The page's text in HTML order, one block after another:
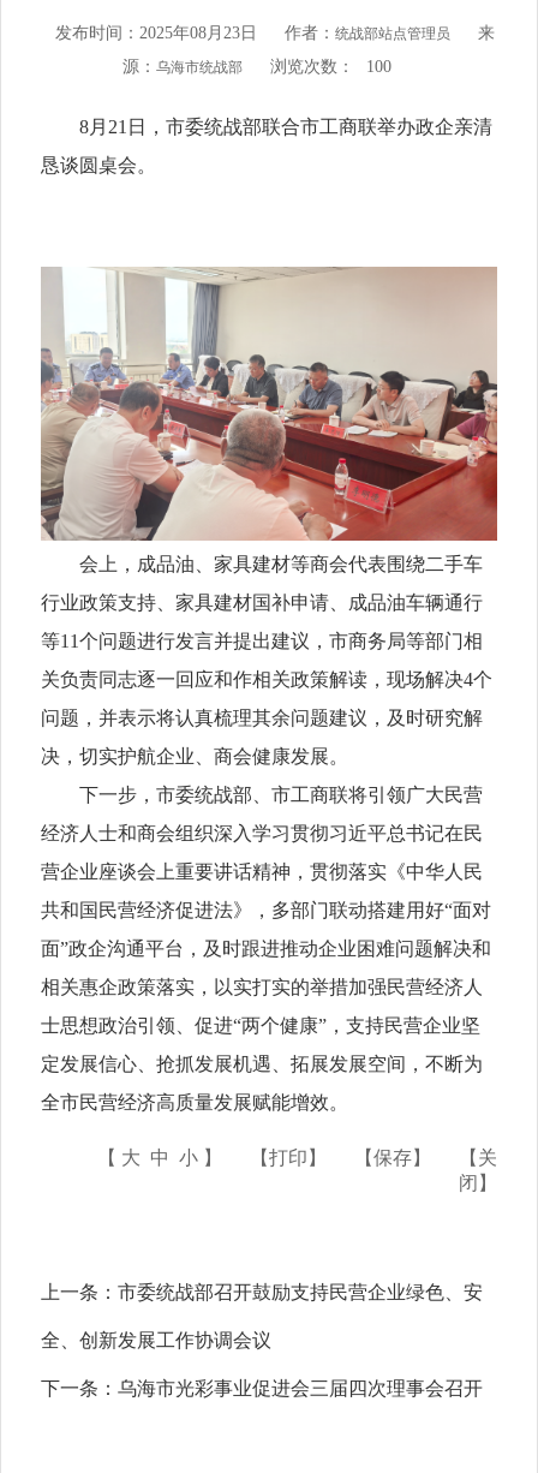
发布时间：2025年08月23日 作者： 统战部站点管理员
来
源： 乌海市统战部 浏览次数： 100
8月21日，市委统战部联合市工商联举办政企亲清
恳谈圆桌会。
会上，成品油、家具建材等商会代表围绕二手车
行业政策支持、家具建材国补申请、成品油车辆通行
等11个问题进行发言并提出建议，市商务局等部门相
关负责同志逐一回应和作相关政策解读，现场解决4个
问题，并表示将认真梳理其余问题建议，及时研究解
决，切实护航企业、商会健康发展。
下一步，市委统战部、市工商联将引领广大民营
经济人士和商会组织深入学习贯彻习近平总书记在民
营企业座谈会上重要讲话精神，贯彻落实《中华人民
共和国民营经济促进法》，多部门联动搭建用好“面对
面”政企沟通平台，及时跟进推动企业困难问题解决和
相关惠企政策落实，以实打实的举措加强民营经济人
士思想政治引领、促进“两个健康”，支持民营企业坚
定发展信心、抢抓发展机遇、拓展发展空间，不断为
全市民营经济高质量发展赋能增效。
【 大 中 小 】 【打印】 【保存】
【关
闭】
上一条： 市委统战部召开鼓励支持民营企业绿色、安
全、创新发展工作协调会议
下一条： 乌海市光彩事业促进会三届四次理事会召开